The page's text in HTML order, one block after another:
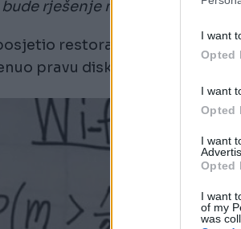
I want
Opted
I want
Opted
I want
Opted
I want
of my
was
rješenje matematičkog
restoran objavio je ovaj
pravu diskusiju oko rješenja